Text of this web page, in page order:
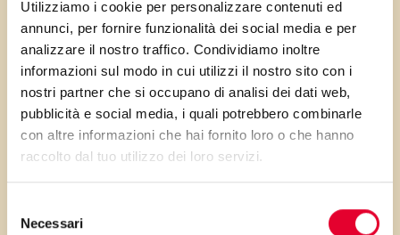
Utilizziamo i cookie per personalizzare contenuti ed
annunci, per fornire funzionalità dei social media e per
analizzare il nostro traffico. Condividiamo inoltre
informazioni sul modo in cui utilizzi il nostro sito con i
nostri partner che si occupano di analisi dei dati web,
pubblicità e social media, i quali potrebbero combinarle
con altre informazioni che hai fornito loro o che hanno
raccolto dal tuo utilizzo dei loro servizi.
delNecessari
Perché i crackers di
sfoglia sono perfetti
per il Natale
I crackers di sfoglia sono un’idea
intelligente per le feste perché
uniscono tre elementi chiave:
PRIMA GLI
INGREDIENTI
...poi clicca sui numeri a lato per scorrere
i passaggi della ricetta.